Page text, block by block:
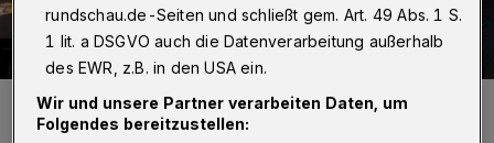
Pastoralreferent Dr. Werner Kleine (2.v.r.) und Erhard Ufermann (l.)
mit der Rundschau-Crew.
rundschau.de-Seiten und schließt gem. Art. 49 Abs. 1 S.
1 lit. a DSGVO auch die Datenverarbeitung außerhalb
des EWR, z.B. in den USA ein.
Wir und unsere Partner verarbeiten Daten, um
Folgendes bereitzustellen: